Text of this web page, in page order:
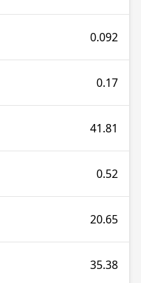
0.092
0.17
41.81
0.52
20.65
35.38